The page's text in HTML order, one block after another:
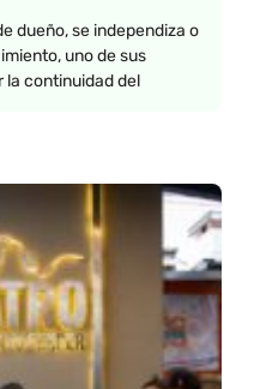
dueño, se independiza o
uno de sus
la continuidad del